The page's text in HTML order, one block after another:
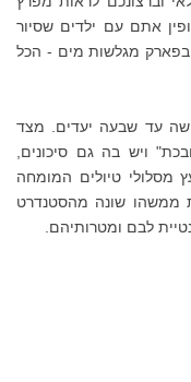
אתם עם ילדים שסיור
בפארק מגלשות מים - הכל
עד שבעה יעדים. מצד
ויש בה גם סיכונים,
מסלולי טיולים המומחה
ממשהו שונה מהסטנדרט
לבם ומטרותיהם.